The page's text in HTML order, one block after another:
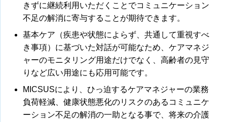
きずに継続利用いただくことでコミュニケーション
不足の解消に寄与することが期待できます。
基本ケア（疾患や状態によらず、共通して重視すべ
き事項）に基づいた対話が可能なため、ケアマネジ
ャーのモニタリング用途だけでなく、高齢者の見守
りなど広い用途にも応用可能です。
MICSUSにより、ひっ迫するケアマネジャーの業務
負荷軽減、健康状態悪化のリスクのあるコミュニケ
ーション不足の解消の一助となる事で、将来の介護